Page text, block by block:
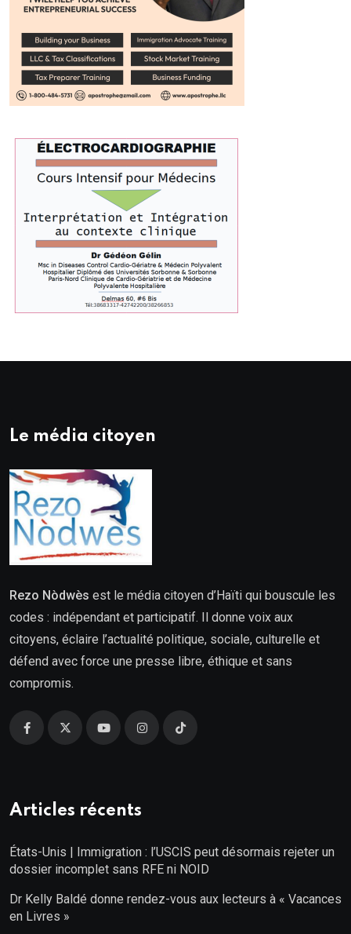
Le média citoyen
Rezo Nòdwès est le média citoyen d’Haïti qui bouscule les
codes : indépendant et participatif. Il donne voix aux
citoyens, éclaire l’actualité politique, sociale, culturelle et
défend avec force une presse libre, éthique et sans
compromis.
Articles récents
États-Unis | Immigration : l’USCIS peut désormais rejeter un
dossier incomplet sans RFE ni NOID
Dr Kelly Baldé donne rendez-vous aux lecteurs à « Vacances
en Livres »